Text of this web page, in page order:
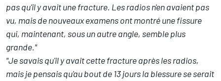
pas qu'il y avait une fracture. Les radios n'en avaient pas
vu, mais de nouveaux examens ont montré une fissure
qui, maintenant, sous un autre angle, semble plus
grande."
"Je savais qu'il y avait cette fracture après les radios,
mais je pensais qu'au bout de 13 jours la blessure se serait